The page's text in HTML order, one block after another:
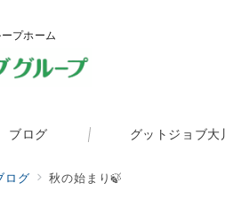
プホーム
ブログ グットジョブ大
ログ 秋の始まり🍃